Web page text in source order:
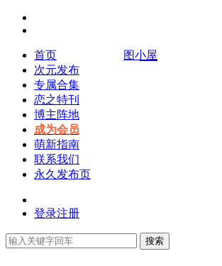
图小屋
首页
次元发布
专属合集
恋之特刊
博主阵地
成为会员
萌新指南
联系我们
永久发布页
登录注册
搜索